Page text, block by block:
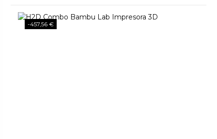
-457,56 €